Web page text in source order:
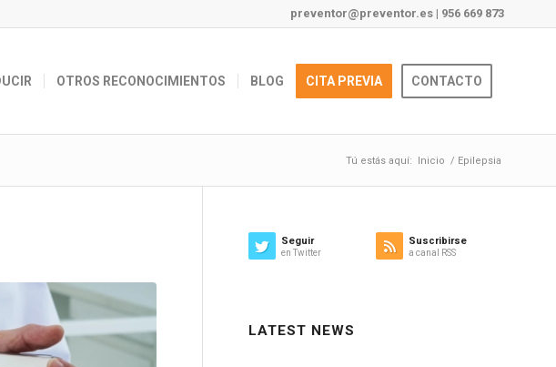
preventor@preventor.es | 956 669 873
OTROS RECONOCIMIENTOS BLOG CITA PREVIA CONTACTO
Tú estás aquí: Inicio / Epilepsia
Seguir
en Twitter
Suscribirse
a canal RSS
LATEST NEWS